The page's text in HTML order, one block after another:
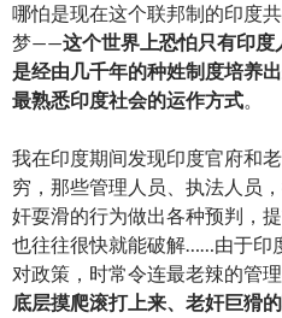
哪怕是现在这个联邦制的印度
梦——这个世界上恐怕只有印
是经由几千年的种姓制度培养
最熟悉印度社会的运作方式。
我在印度期间发现印度官府和
穷，那些管理人员、执法人员
奸耍滑的行为做出各种预判，
也往往很快就能破解……由于印
对政策，时常令连最老辣的管理
底层摸爬滚打上来、老奸巨猾